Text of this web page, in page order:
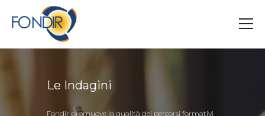
principale
Le Indagini
Fondir promuove la qualità dei percorsi formativi